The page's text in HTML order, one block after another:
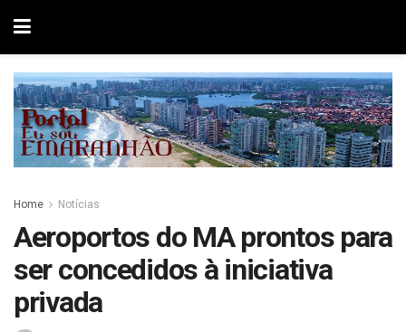
Home Notícias
Aeroportos do MA prontos para
ser concedidos à iniciativa
privada